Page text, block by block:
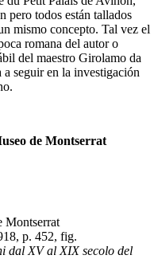
pero todos están tallados
mismo concepto. Tal vez el
romana del autor o
del maestro Girolamo da
seguir en la investigación
de Montserrat
Montserrat
p. 452, fig.
dal XV al XIX secolo del